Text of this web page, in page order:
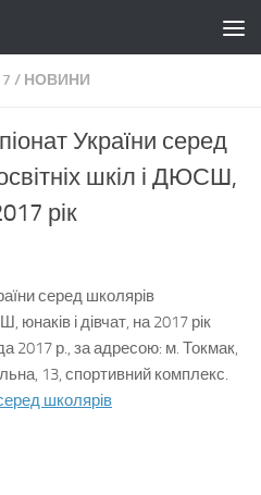
/ НОВИНИ
України серед
шкіл і ДЮСШ,
рік
серед школярів
юнаків і дівчат, на 2017 рік
2017 р., за адресою: м. Токмак,
13, спортивний комплекс.
школярів